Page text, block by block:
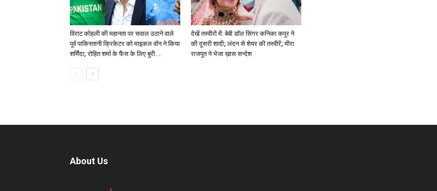
विराट कोहली की महानता पर सवाल उठाने वाले
पूर्व पाकिस्तानी क्रिकेटर को माइकल वॉन ने किया
शर्मिंदा; रोहित शर्मा के फैंस के लिए बुरी...
देखें तस्वीरों में: बेबी डॉल सिंगर कनिका कपूर ने
की दूसरी शादी; लंदन से शेयर की तस्वीरें; मीरा
राजपूत ने भेजा ख़ास सन्देश
About Us